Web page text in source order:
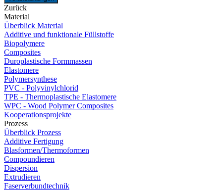
Zurück
Material
Überblick Material
Additive und funktionale Füllstoffe
Biopolymere
Composites
Duroplastische Formmassen
Elastomere
Polymersynthese
PVC - Polyvinylchlorid
TPE - Thermoplastische Elastomere
WPC - Wood Polymer Composites
Kooperationsprojekte
Prozess
Überblick Prozess
Additive Fertigung
Blasformen/Thermoformen
Compoundieren
Dispersion
Extrudieren
Faserverbundtechnik